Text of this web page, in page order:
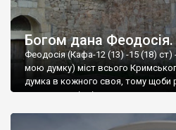
Богом дана
Феодосія (Кафа-12 (13) -15 (18) ст)
мою думку) міст всього
думка в кожного своя, тому щоби
запрошую відвідати це